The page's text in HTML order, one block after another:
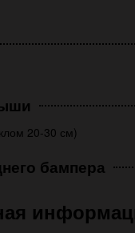
20-30 см)
бампера